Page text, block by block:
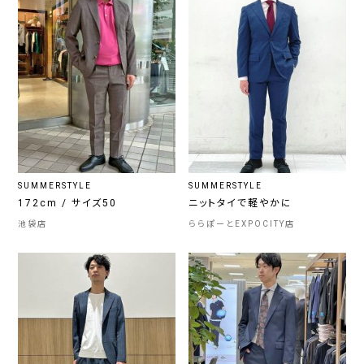
SUMMERSTYLE
172cm / サイズ50
池袋店
SUMMERSTYLE
ニットタイで軽やかに
ららぽーとEXPOCITY店